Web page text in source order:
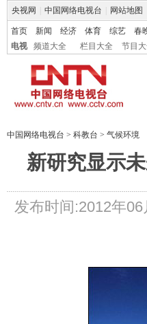
央视网 中国网络电视台 网站地图
首页 新闻 经济 体育 综艺 春
电视
频道大全 栏目大全 节目
中国网络电视台 > 科教台 > 气候环境
新研究显示
发布时间:2012年